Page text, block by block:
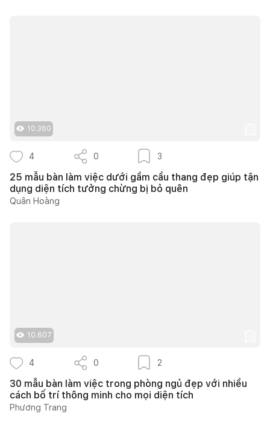
10.360
4 0 3
25 mẫu bàn làm việc dưới gầm cầu thang đẹp giúp tận
dụng diện tích tưởng chừng bị bỏ quên
Quân Hoàng
10.607
4 0 2
30 mẫu bàn làm việc trong phòng ngủ đẹp với nhiều
cách bố trí thông minh cho mọi diện tích
Phương Trang